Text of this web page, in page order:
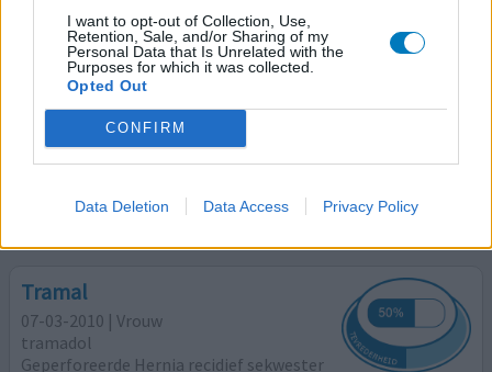
I want to opt-out of Collection, Use,
Retention, Sale, and/or Sharing of my
Personal Data that Is Unrelated with the
Purposes for which it was collected.
Opted Out
CONFIRM
Data Deletion Data Access Privacy Policy
Effectiviteit
Hoeveelheid bijwerkingen
Tramal druppels zijn niet echt lekker. De eerste jaren dat
ik ze nam hadden ze een goed effect, soms zelfs 'high' Na
jaren gebruik vermindert het effect
geef mening 0 reacties
Tramal
07-03-2010 | Vrouw
tramadol
Geperforeerde Hernia recidief sekwester